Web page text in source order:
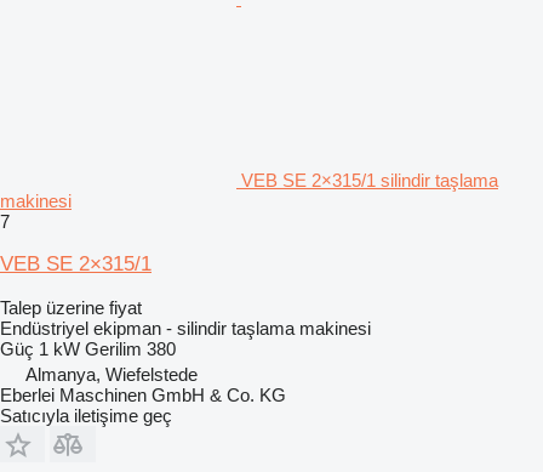
VEB SE 2×315/1 silindir taşlama
makinesi
7
VEB SE 2×315/1
Talep üzerine fiyat
Endüstriyel ekipman - silindir taşlama makinesi
Güç 1 kW Gerilim 380
Almanya, Wiefelstede
Eberlei Maschinen GmbH & Co. KG
Satıcıyla iletişime geç